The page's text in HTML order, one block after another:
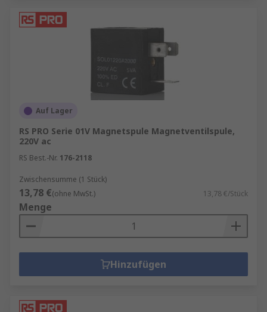
Auf Lager
RS PRO Serie 01V Magnetspule Magnetventilspule,
220V ac
RS Best.-Nr. 176-2118
Zwischensumme (1 Stück)
13,78 €(ohne MwSt.) 13,78 €/Stück
Menge
Hinzufügen